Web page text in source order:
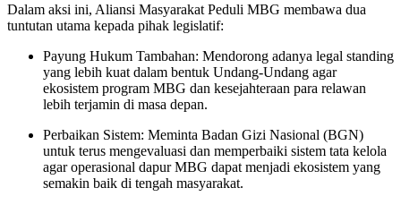
Dalam aksi ini, Aliansi Masyarakat Peduli MBG membawa dua
tuntutan utama kepada pihak legislatif:
Payung Hukum Tambahan: Mendorong adanya legal standing
yang lebih kuat dalam bentuk Undang-Undang agar
ekosistem program MBG dan kesejahteraan para relawan
lebih terjamin di masa depan.
Perbaikan Sistem: Meminta Badan Gizi Nasional (BGN)
untuk terus mengevaluasi dan memperbaiki sistem tata kelola
agar operasional dapur MBG dapat menjadi ekosistem yang
semakin baik di tengah masyarakat.